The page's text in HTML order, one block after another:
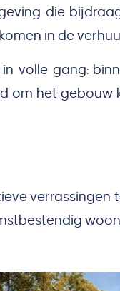
die
in de
volle gang:
om het gebouw
verrassingen